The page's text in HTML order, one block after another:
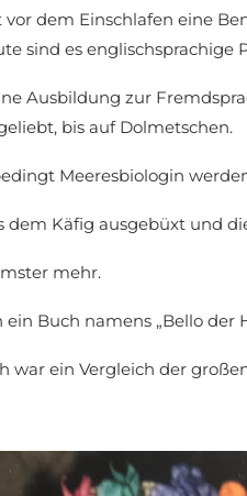
vor dem Einschlafen eine
sind es englischsprachige
Ausbildung zur
bis auf Dolmetschen.
Meeresbiologin
dem Käfig ausgebüxt und
mehr.
ein Buch namens „Bello
war ein Vergleich der